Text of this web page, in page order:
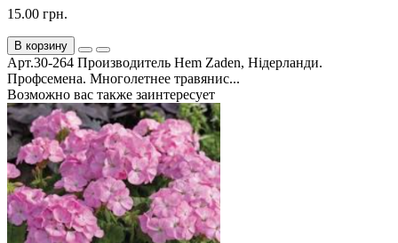
15.00 грн.
В корзину
Арт.30-264 Производитель Hem Zaden, Нідерланди.
Профсемена. Многолетнее травянис...
Возможно вас также заинтересует